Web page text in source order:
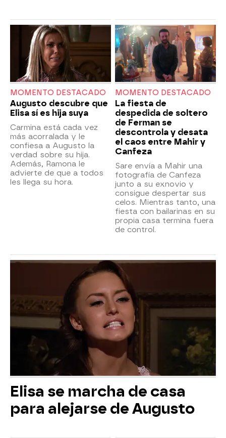
MOMENTO DESTACADO
Augusto descubre que
Elisa sí es hija suya
Carmina está cada vez
más acorralada y le
confiesa a Augusto la
verdad sobre su hija.
Además, Ramona le
advierte de que a todos
les llega su hora.
MOMENTO DESTACADO
La fiesta de
despedida de soltero
de Ferman se
descontrola y desata
el caos entre Mahir y
Canfeza
Sare envía a Mahir una
fotografía de Canfeza
junto a su exnovio y
consigue despertar sus
celos. Mientras tanto, una
fiesta con bailarinas en su
propia casa termina fuera
de control.
Elisa se marcha de casa
para alejarse de Augusto